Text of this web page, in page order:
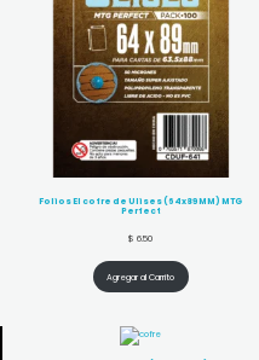
Folios El cofre de Ulises (64x89MM) MTG
Perfect
$ 6.50
Agregar al Carrito